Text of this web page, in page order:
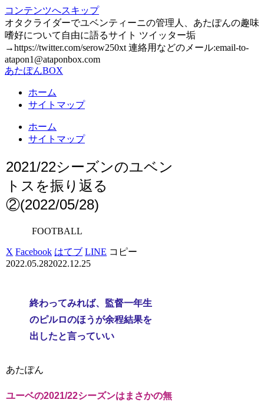
コンテンツへスキップ
オタクライダーでユベンティーニの管理人、あたぽんの趣味
嗜好について自由に語るサイト ツイッター垢
→https://twitter.com/serow250xt 連絡用などのメール:email-to-
atapon1@ataponbox.com
あたぽんBOX
ホーム
サイトマップ
ホーム
サイトマップ
2021/22シーズンのユベン
トスを振り返る
②(2022/05/28)
FOOTBALL
X Facebook はてブ LINE コピー
2022.05.282022.12.25
終わってみれば、監督一年生
のピルロのほうが余程結果を
出したと言っていい
ユーベの2021/22シーズンはまさかの無